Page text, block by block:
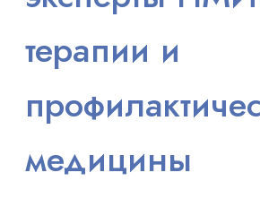
терапии и
медицины